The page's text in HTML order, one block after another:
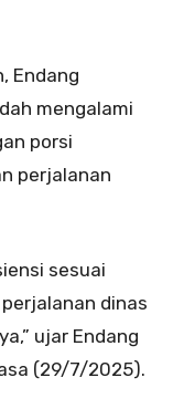
Endang
mengalami
porsi
perjalanan
sesuai
dinas
ujar Endang
(29/7/2025).